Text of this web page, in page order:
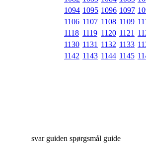
1094 1095 1096 1097
1106 1107 1108 1109
1118 1119 1120 1121
1130 1131 1132 1133
1142 1143 1144 1145
svar guiden spørgsmål guide